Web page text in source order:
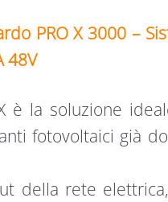
PRO X 3000 –
48V
è la soluzione
fotovoltaici già
della rete